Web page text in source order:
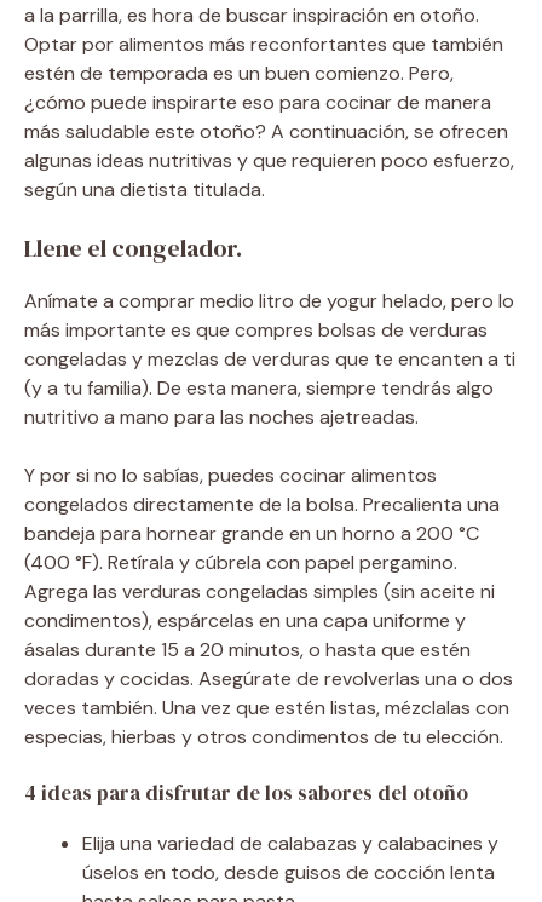
a la parrilla, es hora de buscar inspiración en otoño.
Optar por alimentos más reconfortantes que también
estén de temporada es un buen comienzo. Pero,
¿cómo puede inspirarte eso para cocinar de manera
más saludable este otoño? A continuación, se ofrecen
algunas ideas nutritivas y que requieren poco esfuerzo,
según una dietista titulada.
Llene el congelador.
Anímate a comprar medio litro de yogur helado, pero lo
más importante es que compres bolsas de verduras
congeladas y mezclas de verduras que te encanten a ti
(y a tu familia). De esta manera, siempre tendrás algo
nutritivo a mano para las noches ajetreadas.
Y por si no lo sabías, puedes cocinar alimentos
congelados directamente de la bolsa. Precalienta una
bandeja para hornear grande en un horno a 200 °C
(400 °F). Retírala y cúbrela con papel pergamino.
Agrega las verduras congeladas simples (sin aceite ni
condimentos), espárcelas en una capa uniforme y
ásalas durante 15 a 20 minutos, o hasta que estén
doradas y cocidas. Asegúrate de revolverlas una o dos
veces también. Una vez que estén listas, mézclalas con
especias, hierbas y otros condimentos de tu elección.
4 ideas para disfrutar de los sabores del otoño
Elija una variedad de calabazas y calabacines y
úselos en todo, desde guisos de cocción lenta